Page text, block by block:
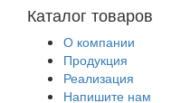
Каталог товаров
О компании
Продукция
Реализация
Напишите нам